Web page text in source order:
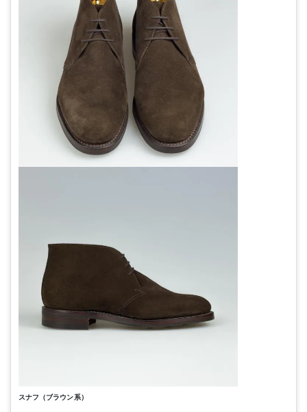
スナフ（ブラウン系）